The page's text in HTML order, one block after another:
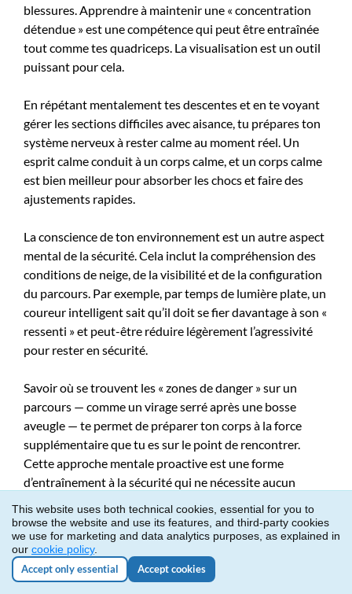
blessures. Apprendre à maintenir une « concentration
détendue » est une compétence qui peut être entraînée
tout comme tes quadriceps. La visualisation est un outil
puissant pour cela.
En répétant mentalement tes descentes et en te voyant
gérer les sections difficiles avec aisance, tu prépares ton
système nerveux à rester calme au moment réel. Un
esprit calme conduit à un corps calme, et un corps calme
est bien meilleur pour absorber les chocs et faire des
ajustements rapides.
La conscience de ton environnement est un autre aspect
mental de la sécurité. Cela inclut la compréhension des
conditions de neige, de la visibilité et de la configuration
du parcours. Par exemple, par temps de lumière plate, un
coureur intelligent sait qu’il doit se fier davantage à son «
ressenti » et peut-être réduire légèrement l’agressivité
pour rester en sécurité.
Savoir où se trouvent les « zones de danger » sur un
parcours — comme un virage serré après une bosse
aveugle — te permet de préparer ton corps à la force
supplémentaire que tu es sur le point de rencontrer.
Cette approche mentale proactive est une forme
d’entraînement à la sécurité qui ne nécessite aucun
Nous devrions également parler de l’importance de la
confiance. Lorsque tu as confiance en ton entraînement
et ton équipement, tu skies avec une certaine fluidité qui
This website uses both technical cookies, essential for you to
browse the website and use its features, and third-party cookies
we use for marketing and data analytics purposes, as explained in
our cookie policy.
Accept only essential
Accept cookies